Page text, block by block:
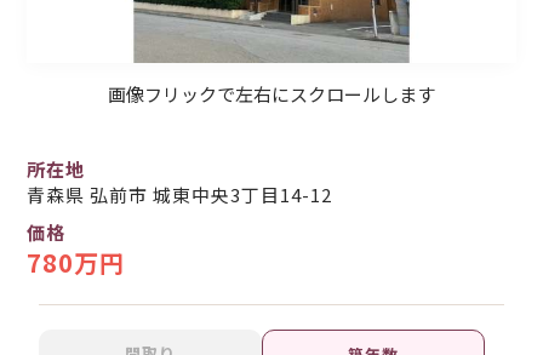
所在地
青森県 弘前市 城東中央3丁目14-12
価格
780万円
画像フリックで左右にスクロールします